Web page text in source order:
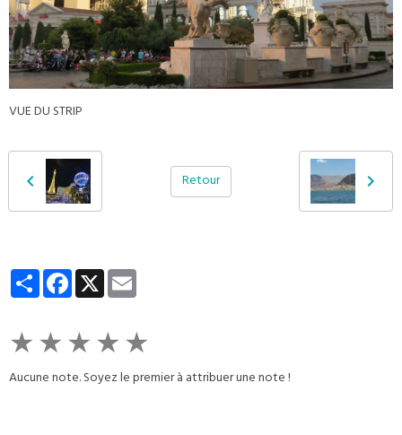
VUE DU STRIP
Retour
PartagerFacebook
X
★★★★★
Aucune note. Soyez le premier à attribuer une note !